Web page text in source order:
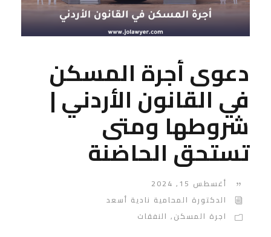
دعوى أجرة المسكن
في القانون الأردني |
شروطها ومتى
تستحق الحاضنة
أغسطس 15, 2024
الدكتورة المحامية نادية أسعد
اجرة المسكن, النفقات